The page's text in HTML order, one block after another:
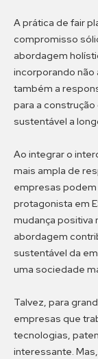
A prática de fair
compromisso
abordagem
incorporando não
também a
para a
sustentável a
Ao integrar o
mais ampla de
empresas
protagonista em
mudança positiva
abordagem
sustentável da
uma sociedade
Talvez, para
empresas que
tecnologias,
interessante.